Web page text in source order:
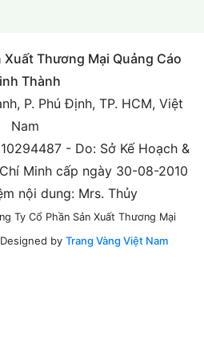
Xuất Thương Mại Quảng Cáo
Thành
P. Phú Định, TP. HCM, Việt
Nam
- Do: Sở Kế Hoạch &
Minh cấp ngày 30-08-2010
nội dung: Mrs. Thủy
Ty Cổ Phần Sản Xuất Thương Mại
Designed by Trang Vàng Việt Nam